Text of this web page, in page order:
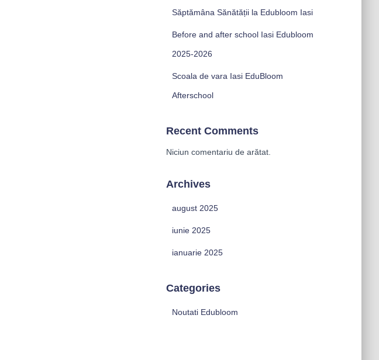
Săptămâna Sănătății la Edubloom Iasi
Before and after school Iasi Edubloom
2025-2026
Scoala de vara Iasi EduBloom
Afterschool
Recent Comments
Niciun comentariu de arătat.
Archives
august 2025
iunie 2025
ianuarie 2025
Categories
Noutati Edubloom